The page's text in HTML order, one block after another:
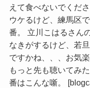
えて食べないでくだ
ウケるけど、練馬区
番。 立川こはるさん
なきがするけど、若
ですかね、、、お気
もっと先も聴いてみ
番はこんな噺。